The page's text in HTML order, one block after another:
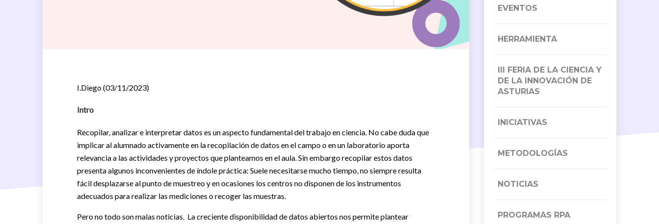
I.Diego (03/11/2023)
Intro
Recopilar, analizar e interpretar datos es un aspecto fundamental del trabajo en ciencia. No cabe duda que
implicar al alumnado activamente en la recopilación de datos en el campo o en un laboratorio aporta
relevancia a las actividades y proyectos que planteamos en el aula. Sin embargo recopilar estos datos
presenta algunos inconvenientes de índole práctica: Suele necesitarse mucho tiempo, no siempre resulta
fácil desplazarse al punto de muestreo y en ocasiones los centros no disponen de los instrumentos
adecuados para realizar las mediciones o recoger las muestras.
Pero no todo son malas noticias. La creciente disponibilidad de datos abiertos nos permite plantear
EVENTOS
HERRAMIENTA
III FERIA DE LA CIENCIA Y
DE LA INNOVACIÓN DE
ASTURIAS
INICIATIVAS
METODOLOGÍAS
NOTICIAS
PROGRAMAS RPA